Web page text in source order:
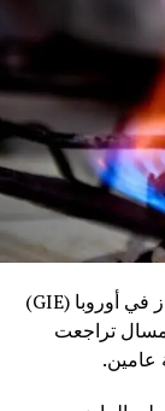
أشارت بيانات رابطة مشغلي البنية التحتية للغاز في أوروبا (GIE)
تراجعت
عامين.